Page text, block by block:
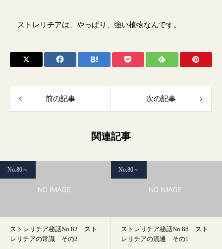
ストレリチアは、やっぱり、強い植物なんです。
前の記事 次の記事
関連記事
No.80～
ストレリチア秘話No.82 スト
レリチアの常識 その2
No.80～
ストレリチア秘話No.88 スト
レリチアの流通 その1